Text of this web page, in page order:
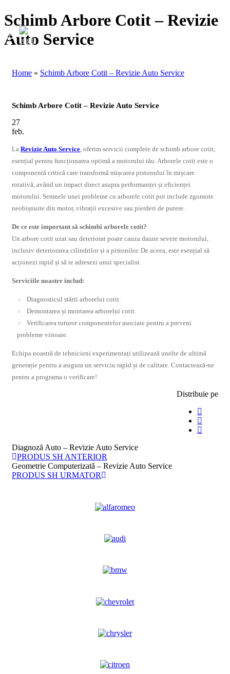
Schimb Arbore Cotit – Revizie
Auto Service
Home » Schimb Arbore Cotit – Revizie Auto Service
Schimb Arbore Cotit – Revizie Auto Service
27
feb.
La Revizie Auto Service , oferim servicii complete de schimb arbore cotit,
esențial pentru funcționarea optimă a motorului tău. Arborele cotit este o
componentă critică care transformă mișcarea pistonului în mișcare
rotativă, având un impact direct asupra performanței și eficienței
motorului. Semnele unei probleme cu arborele cotit pot include zgomote
neobișnuite din motor, vibrații excesive sau pierderi de putere.
De ce este important să schimbi arborele cotit?
Un arbore cotit uzat sau deteriorat poate cauza daune severe motorului,
inclusiv deteriorarea cilindrilor și a pistonilor. De aceea, este esențial să
acționezi rapid și să te adresezi unui specialist.
Serviciile noastre includ:
Diagnosticul stării arborelui cotit.
Demontarea și montarea arborelui cotit.
Verificarea tuturor componentelor asociate pentru a preveni
probleme viitoare.
Echipa noastră de tehnicieni experimentați utilizează unelte de ultimă
generație pentru a asigura un serviciu rapid și de calitate. Contactează-ne
pentru a programa o verificare!
Distribuie pe
Diagnoză Auto – Revizie Auto Service
PRODUS SH ANTERIOR
Geometrie Computerizată – Revizie Auto Service
PRODUS SH URMATOR